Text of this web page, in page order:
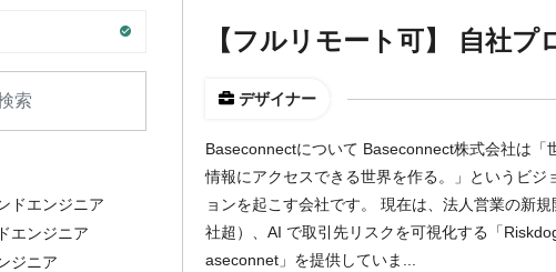
ドエンジニア
エンジニア
ジニア
【フルリモート可】 自社
デザイナー
Baseconnectについて Baseconnect株式会社は
情報にアクセスできる世界を作る。」というビ
ョンを起こす会社です。 現在は、法人営業の新
社超）、AI で取引先リスクを可視化する「
aseconnet」を提供していま...